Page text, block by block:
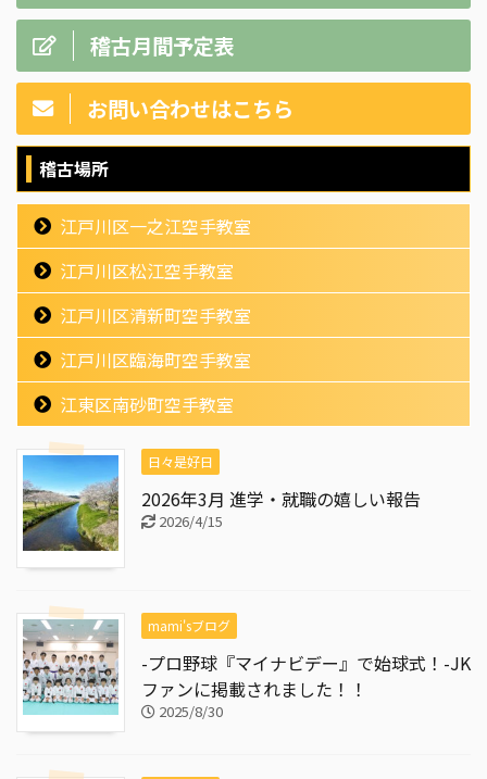
稽古月間予定表
お問い合わせはこちら
稽古場所
江戸川区一之江空手教室
江戸川区松江空手教室
江戸川区清新町空手教室
江戸川区臨海町空手教室
江東区南砂町空手教室
日々是好日
2026年3月 進学・就職の嬉しい報告
2026/4/15
mami'sブログ
-プロ野球『マイナビデー』で始球式！-JK
ファンに掲載されました！！
2025/8/30